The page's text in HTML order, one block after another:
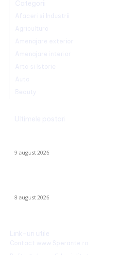
9 august 2026
8 august 2026